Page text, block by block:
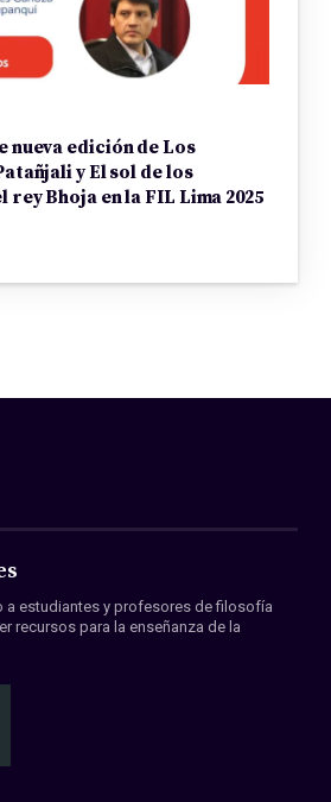
nueva edición de Los
y El sol de los
Bhoja en la FIL Lima 2025
a estudiantes y profesores de filosofía
recursos para la enseñanza de la